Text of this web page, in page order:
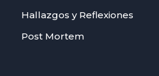
Hallazgos y Reflexiones
Post Mortem